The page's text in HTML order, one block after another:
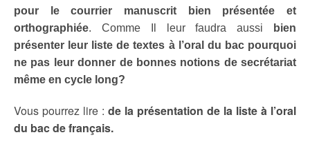
pour le courrier manuscrit bien présentée et
orthographiée. Comme Il leur faudra aussi
bien
présenter leur liste de textes à l’oral du bac pourquoi
ne pas leur donner de bonnes notions de secrétariat
même en cycle long?
Vous pourrez lire : de la présentation de la liste à l’oral
du bac de français.